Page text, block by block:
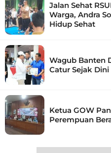
Jalan Sehat
Warga, Andra
Hidup Sehat
Wagub Banten
Catur Sejak Dini
Ketua GOW
Perempuan